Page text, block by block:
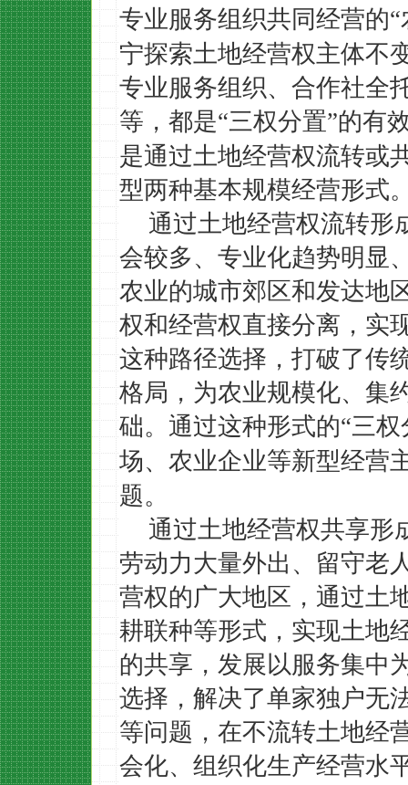
专业服务组织共同经营的“
宁探索土地经营权主体不
专业服务组织、合作社全
等，都是“三权分置”的有
是通过土地经营权流转或
型两种基本规模经营形式
通过土地经营权流转形
会较多、专业化趋势明显
农业的城市郊区和发达地
权和经营权直接分离，实
这种路径选择，打破了传
格局，为农业规模化、集
础。通过这种形式的“三权
场、农业企业等新型经营
题。
通过土地经营权共享形
劳动力大量外出、留守老
营权的广大地区，通过土
耕联种等形式，实现土地
的共享，发展以服务集中
选择，解决了单家独户无
等问题，在不流转土地经
会化、组织化生产经营水